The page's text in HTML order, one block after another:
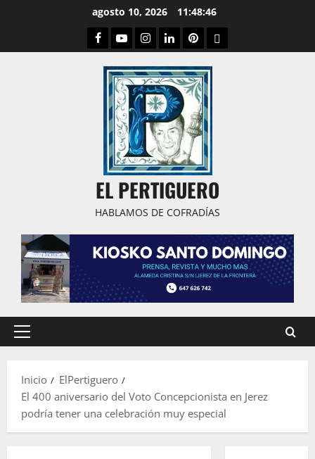
agosto 10, 2026 11:48:47
Facebook
YoutubeInstagram
LinkedPinterestDribbble
EL PERTIGUERO
HABLAMOS DE COFRADÍAS
Menú
Inicio
ElPertiguero
El 400 aniversario del Voto Concepcionista en Jerez
podría tener una celebración muy especial